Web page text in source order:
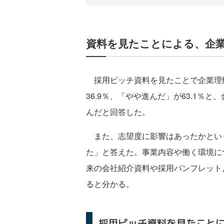
資料を見たことによる、企
採用ピッチ資料を見たことで企業
36.9％、「やや進んだ」が63.1％と
んだと回答した。
また、志望度に影響はあったかと
た」と答えた。事業内容や働く環境
来の会社紹介資料や採用パンフレッ
ると分かる。